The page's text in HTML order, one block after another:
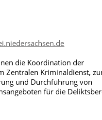
die Koordination der
Zentralen Kriminaldienst,
und Durchführung von
für die